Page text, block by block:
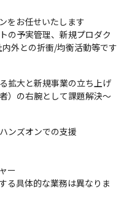
をお任せいたします
の予実管理、新規プロダク
外との折衝/均衡活動等です
拡大と新規事業の立ち上げ
）の右腕として課題解決〜
ンズオンでの支援
ー
る具体的な業務は異なりま